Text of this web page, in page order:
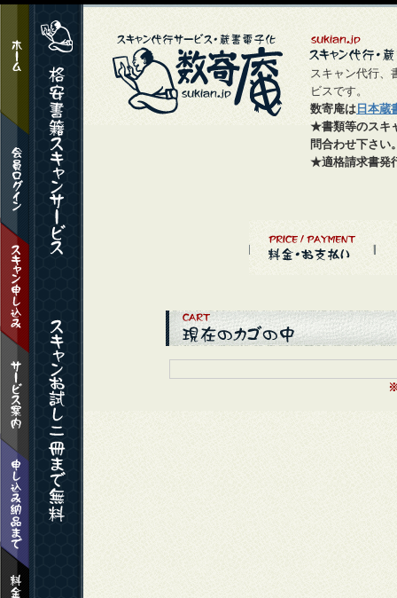
スキャン代行、
ビスです。
数寄庵は 日本蔵
★書類等のスキ
問合わせ下さい
★適格請求書発